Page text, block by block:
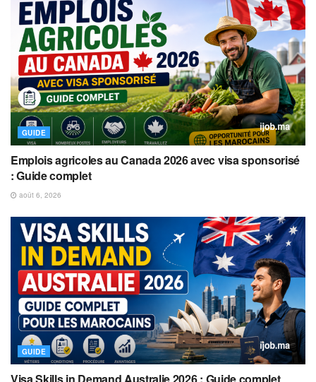
GUIDE
Emplois agricoles au Canada 2026 avec visa sponsorisé
: Guide complet
août 6, 2026
GUIDE
Visa Skills in Demand Australie 2026 : Guide complet